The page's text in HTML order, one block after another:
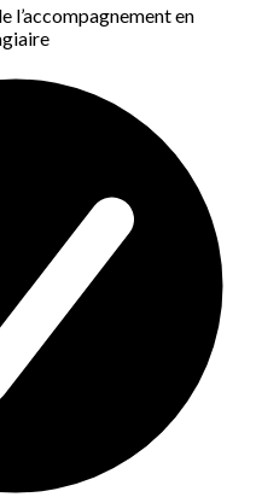
l’accompagnement en